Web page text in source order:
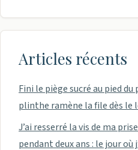
Articles récents
Fini le piège sucré au pied du
plinthe ramène la file dès le
J’ai resserré la vis de ma
pendant deux ans : le jour où